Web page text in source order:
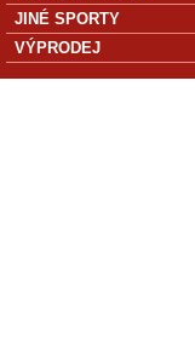
JINÉ SPORTY
VÝPRODEJ